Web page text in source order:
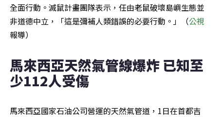
全面行動。滅鼠計畫團隊表示，任由老鼠破壞島嶼生態並
非道德中立，「這是彌補人類錯誤的必要行動。」（公視
報導）
馬來西亞天然氣管線爆炸 已知至
少112人受傷
馬來西亞國家石油公司營運的天然氣管道，1日在首都吉